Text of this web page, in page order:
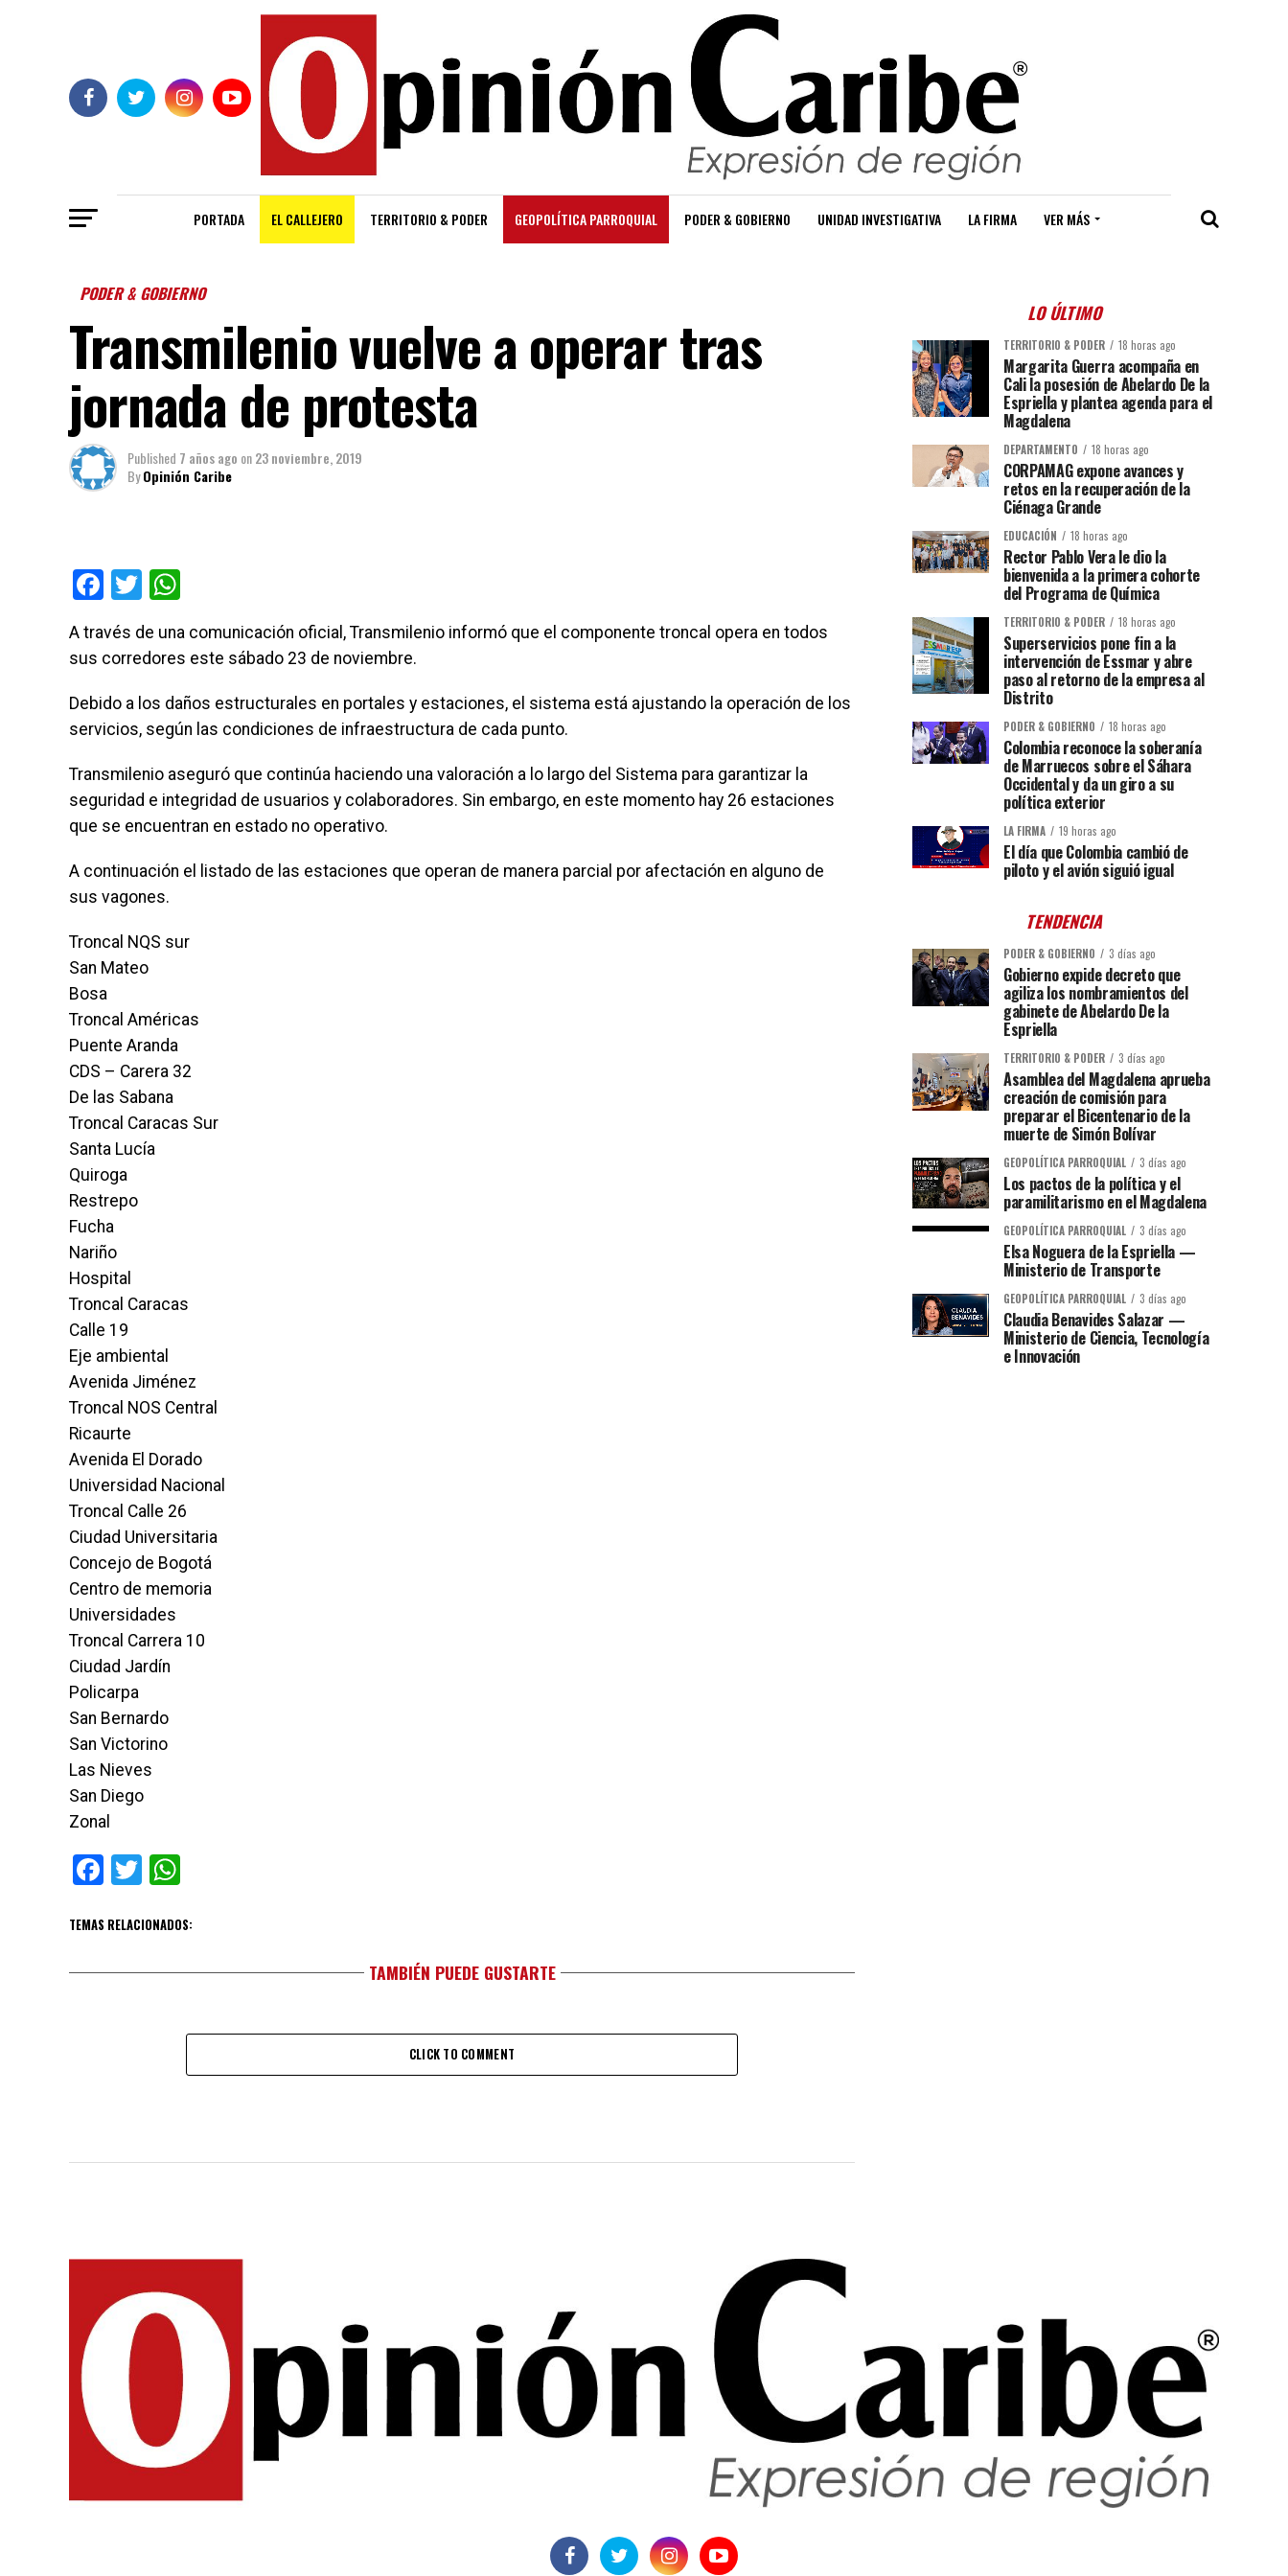
PORTADA EL CALLEJERO TERRITORIO & PODER GEOPOLÍTICA PARROQUIAL PODER & GOBIERNO UNIDAD INVESTIGATIVA LA FIRMA VER MÁS
PODER & GOBIERNO
Transmilenio vuelve a operar tras
jornada de protesta
Published 7 años ago on23 noviembre, 2019
ByOpinión Caribe
Facebook
Twitter
A través de una comunicación oficial, Transmilenio informó que el componente troncal opera en todos
sus corredores este sábado 23 de noviembre.
Debido a los daños estructurales en portales y estaciones, el sistema está ajustando la operación de los
servicios, según las condiciones de infraestructura de cada punto.
Transmilenio aseguró que continúa haciendo una valoración a lo largo del Sistema para garantizar la
seguridad e integridad de usuarios y colaboradores. Sin embargo, en este momento hay 26 estaciones
que se encuentran en estado no operativo.
A continuación el listado de las estaciones que operan de manera parcial por afectación en alguno de
sus vagones.
Troncal NQS sur
San Mateo
Bosa
Troncal Américas
Puente Aranda
CDS – Carera 32
De las Sabana
Troncal Caracas Sur
Santa Lucía
Quiroga
Restrepo
Fucha
Nariño
Hospital
Troncal Caracas
Calle 19
Eje ambiental
Avenida Jiménez
Troncal NOS Central
Ricaurte
Avenida El Dorado
Universidad Nacional
Troncal Calle 26
Ciudad Universitaria
Concejo de Bogotá
Centro de memoria
Universidades
Troncal Carrera 10
Ciudad Jardín
Policarpa
San Bernardo
San Victorino
Las Nieves
San Diego
Zonal
Facebook
Twitter
TEMAS RELACIONADOS:
TAMBIÉN PUEDE GUSTARTE
CLICK TO COMMENT
LO ÚLTIMO
TERRITORIO & PODER 18 horas ago
Margarita Guerra acompaña en
Cali la posesión de Abelardo De la
Espriella y plantea agenda para el
Magdalena
DEPARTAMENTO 18 horas ago
CORPAMAG expone avances y
retos en la recuperación de la
Ciénaga Grande
EDUCACIÓN 18 horas ago
Rector Pablo Vera le dio la
bienvenida a la primera cohorte
del Programa de Química
TERRITORIO & PODER 18 horas ago
Superservicios pone fin a la
intervención de Essmar y abre
paso al retorno de la empresa al
Distrito
PODER & GOBIERNO 18 horas ago
Colombia reconoce la soberanía
de Marruecos sobre el Sáhara
Occidental y da un giro a su
política exterior
LA FIRMA 19 horas ago
El día que Colombia cambió de
piloto y el avión siguió igual
TENDENCIA
PODER & GOBIERNO 3 días ago
Gobierno expide decreto que
agiliza los nombramientos del
gabinete de Abelardo De la
Espriella
TERRITORIO & PODER 3 días ago
Asamblea del Magdalena aprueba
creación de comisión para
preparar el Bicentenario de la
muerte de Simón Bolívar
GEOPOLÍTICA PARROQUIAL 3 días ago
Los pactos de la política y el
paramilitarismo en el Magdalena
GEOPOLÍTICA PARROQUIAL 3 días ago
Elsa Noguera de la Espriella —
Ministerio de Transporte
GEOPOLÍTICA PARROQUIAL 3 días ago
Claudia Benavides Salazar —
Ministerio de Ciencia, Tecnología
e Innovación